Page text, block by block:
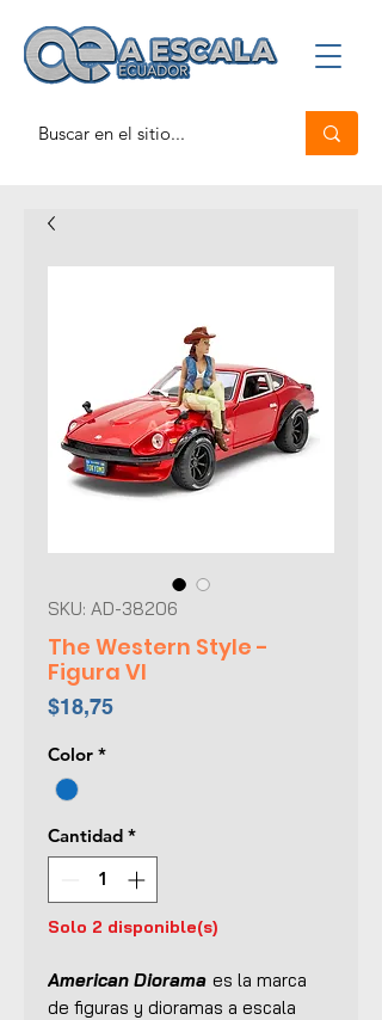
SKU: AD-38206
The Western Style -
Figura VI
$18,75Precio
Color *
Cantidad *
Solo 2 disponible(s)
American Diorama es la marca
de figuras y dioramas a escala